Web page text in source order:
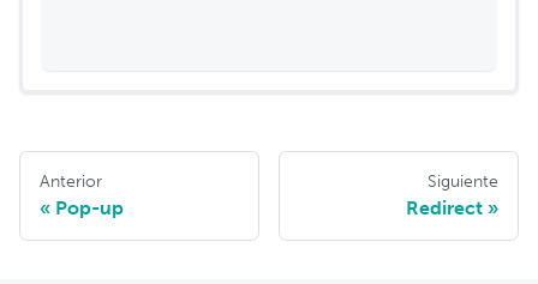
Anterior
Pop-up
Siguiente
Redirect